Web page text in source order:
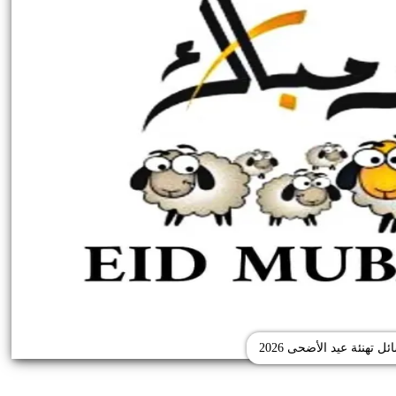
تهنئة عيد الأضحى 2026